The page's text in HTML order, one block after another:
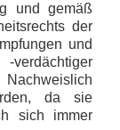
und gemäß
der
und
verdächtiger
da sie
sich immer